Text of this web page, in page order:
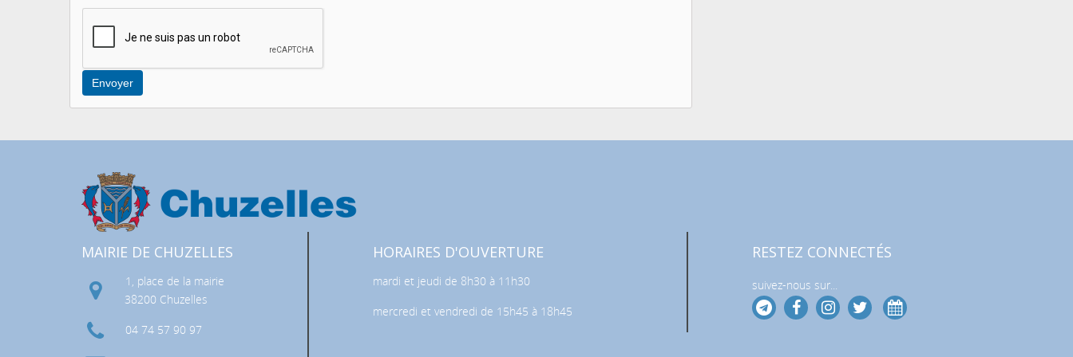
Envoyer
MAIRIE DE CHUZELLES
1, place de la mairie
38200 Chuzelles
04 74 57 90 97
HORAIRES D'OUVERTURE
mardi et jeudi de 8h30 à 11h30
mercredi et vendredi de 15h45 à 18h45
RESTEZ CONNECTÉS
suivez-nous sur...